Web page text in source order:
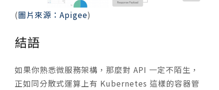
(圖片來源：Apigee)
結語
如果你熟悉微服務架構，那麼對 API 一定不陌生，
正如同分散式運算上有 Kubernetes 這樣的容器管